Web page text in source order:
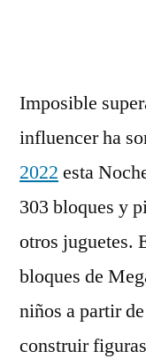
Imposible
influencer ha
2022 esta
303 bloques y
otros juguetes.
bloques de
niños a partir
construir